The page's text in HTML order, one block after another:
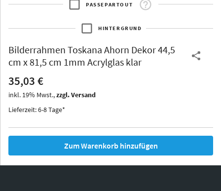
Thurgau
Iowa
PASSEPARTOUT
HINTERGRUND
Bilderrahmen Toskana Ahorn Dekor 44,5
cm x 81,5 cm 1mm Acrylglas klar
35,03 €
inkl. 19% Mwst.,zzgl. Versand
Lieferzeit: 6-8 Tage*
Zum Warenkorb hinzufügen